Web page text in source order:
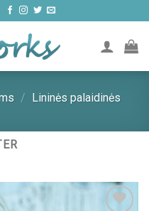
/ Lininės palaidinės